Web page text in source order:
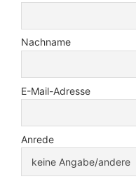
Nachname
E-Mail-Adresse
Anrede